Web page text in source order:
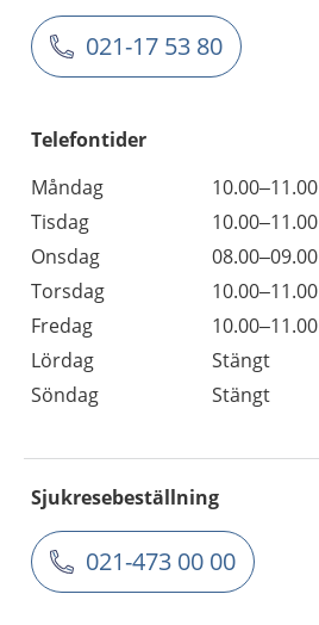
021-17 53 80
Telefontider
Måndag
10.00–11.00
Tisdag
10.00–11.00
Onsdag
08.00–09.00
Torsdag
10.00–11.00
Fredag
10.00–11.00
Lördag
Stängt
Söndag
Stängt
Sjukresebeställning
021-473 00 00